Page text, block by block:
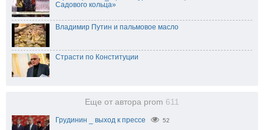
Садового кольца»
Владимир Путин и пальмовое масло
Страсти по Конституции
Еще от автора prom 611
Грудинин _ выход к прессе 52